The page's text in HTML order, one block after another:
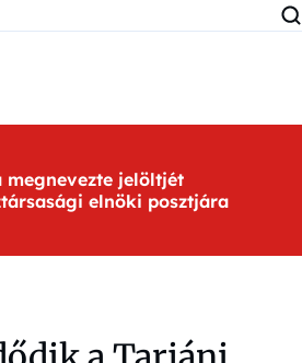
megnevezte jelöltjét
elnöki posztjára